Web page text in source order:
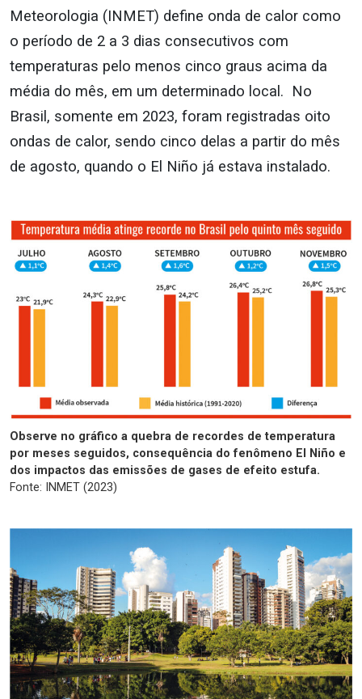
Meteorologia (INMET) define onda de calor como
o período de 2 a 3 dias consecutivos com
temperaturas pelo menos cinco graus acima da
média do mês, em um determinado local. No
Brasil, somente em 2023, foram registradas oito
ondas de calor, sendo cinco delas a partir do mês
de agosto, quando o El Niño já estava instalado.
Observe no gráfico a quebra de recordes de temperatura
por meses seguidos, consequência do fenômeno El Niño e
dos impactos das emissões de gases de efeito estufa.
Fonte: INMET (2023)